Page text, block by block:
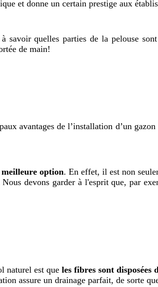
et donne un certain prestige aux
savoir quelles parties de la pelouse
de main!
avantages de l’installation d’un
meilleure option. En effet, il est non
devons garder à l'esprit que, par
naturel est que les fibres sont
assure un drainage parfait, de sorte